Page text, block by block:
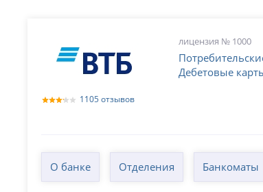
1105 отзывов
лицензия № 1000
Дебетовые
О банке Отделения Банкоматы